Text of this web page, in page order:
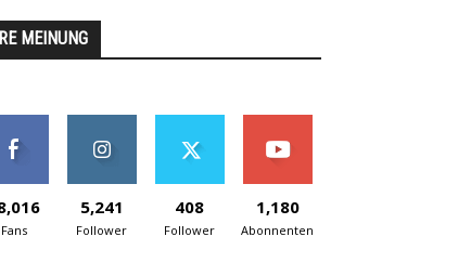
MEINUNG
Fans
5,241
Follower
408
Follower
1,180
Abonnenten